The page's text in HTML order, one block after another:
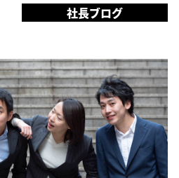
社長ブログ